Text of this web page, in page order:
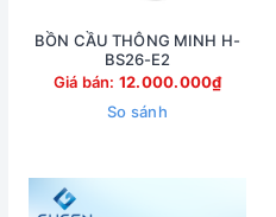
BỒN CẦU THÔNG MINH H-
BS26-E2
Giá bán: 12.000.000₫
So sánh